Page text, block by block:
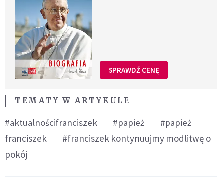
SPRAWDŹ CENĘ
TEMATY W ARTYKULE
#aktualnościfranciszek #papież
#papież
franciszek
#franciszek kontynuujmy modlitwę o
pokój